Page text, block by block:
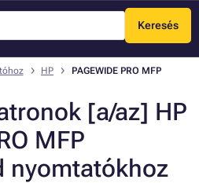
Keresés
Menü
HP PAGEWIDE PRO MFP
[a/az] HP
MFP
nyomtatókhoz